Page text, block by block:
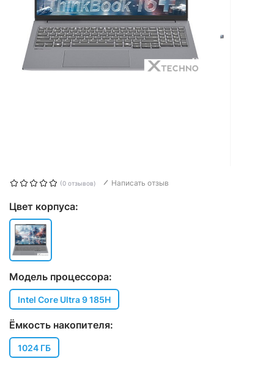
(0 отзывов) Написать отзыв
Цвет корпуса:
Модель процессора:
Intel Core Ultra 9 185H
Ёмкость накопителя:
1024 ГБ